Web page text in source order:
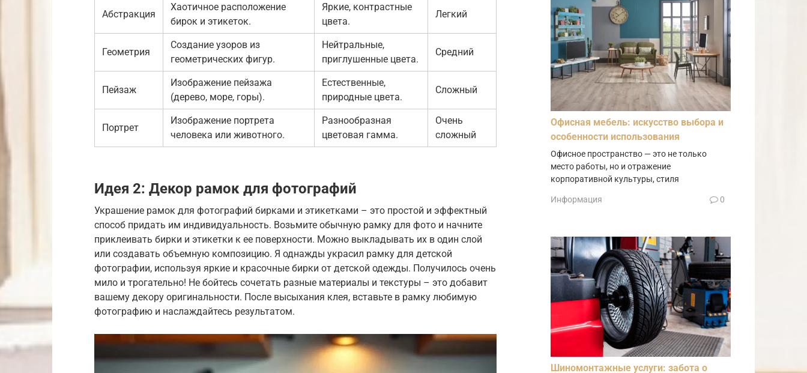
Абстракция
Хаотичное расположение
бирок и этикеток.
Яркие, контрастные
цвета.
Легкий
Геометрия
Создание узоров из
геометрических фигур.
Нейтральные,
приглушенные цвета.
Средний
Пейзаж
Изображение пейзажа
(дерево, море, горы).
Естественные,
природные цвета.
Сложный
Портрет
Изображение портрета
человека или животного.
Разнообразная
цветовая гамма.
Очень
сложный
Идея 2: Декор рамок для фотографий
Украшение рамок для фотографий бирками и этикетками – это простой и эффектный
способ придать им индивидуальность. Возьмите обычную рамку для фото и начните
приклеивать бирки и этикетки к ее поверхности. Можно выкладывать их в один слой
или создавать объемную композицию. Я однажды украсил рамку для детской
фотографии, используя яркие и красочные бирки от детской одежды. Получилось очень
мило и трогательно! Не бойтесь сочетать разные материалы и текстуры – это добавит
вашему декору оригинальности. После высыхания клея, вставьте в рамку любимую
фотографию и наслаждайтесь результатом.
Офисная мебель: искусство выбора и
особенности использования
Офисное пространство — это не только
место работы, но и отражение
корпоративной культуры, стиля
Информация 0
Шиномонтажные услуги: забота о